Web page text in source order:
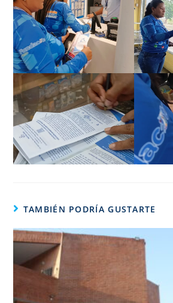
TAMBIÉN PODRÍA GUSTARTE